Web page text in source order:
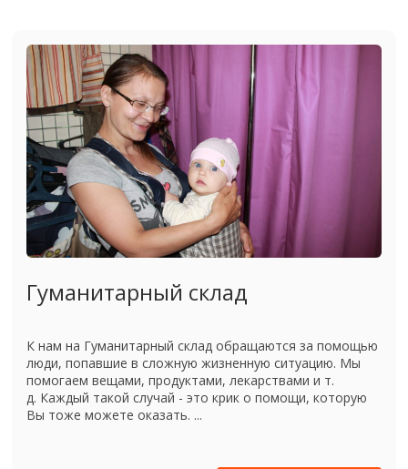
Гуманитарный склад
К нам на Гуманитарный склад обращаются за помощью
люди, попавшие в сложную жизненную ситуацию. Мы
помогаем вещами, продуктами, лекарствами и т.
д. Каждый такой случай - это крик о помощи, которую
Вы тоже можете оказать. ...